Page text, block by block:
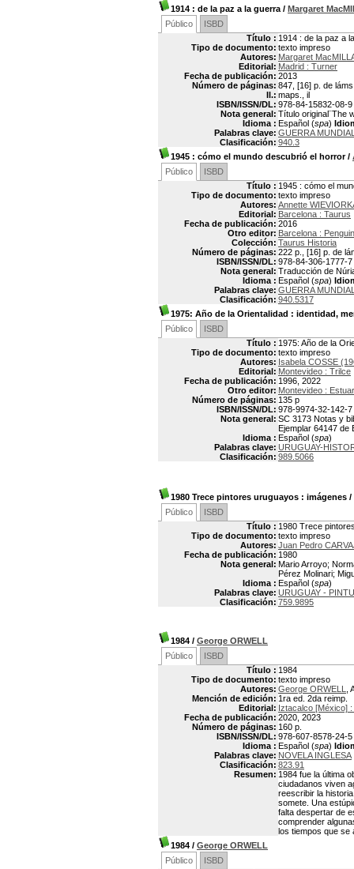
1914 : de la paz a la guerra / Margaret
Público
ISBD
Título : 1914 : de la paz a
Tipo de documento: texto impreso
Autores: Margaret
Editorial: Madrid : Turner
Fecha de publicación: 2013
Número de páginas: 847, [16] p. de
Il.: maps., il
ISBN/ISSN/DL: 978-84-15832-08-9
Nota general: Título original¨The
Idioma : Español (spa)
Palabras clave: GUERRA
Clasificación: 940.3
1945 : cómo el mundo descubrió el horror/
Público
ISBD
Título : 1945 : cómo el
Tipo de documento: texto impreso
Autores: Annette
Editorial: Barcelona : Taurus
Fecha de publicación: 2016
Otro editor: Barcelona :
Colección: Taurus Historia
Número de páginas: 222 p., [16] p. de
ISBN/ISSN/DL: 978-84-306-1777-7
Nota general: Traducción de
Idioma : Español (spa)
Palabras clave: GUERRA
Clasificación: 940.5317
1975: Año de la Orientalidad : identidad,
Público
ISBD
Título : 1975: Año de la
Tipo de documento: texto impreso
Autores: Isabela COSSE
Editorial: Montevideo : Trilce
Fecha de publicación: 1996, 2022
Otro editor: Montevideo :
Número de páginas: 135 p
ISBN/ISSN/DL: 978-9974-32-142-7
Nota general: SC 3173 Notas y
Ejemplar 64147 de
Idioma : Español (spa)
Palabras clave: URUGUAY-
Clasificación: 989.5066
1980 Trece pintores uruguayos : imágenes /
Público
ISBD
Título : 1980 Trece
Tipo de documento: texto impreso
Autores: Juan Pedro
Fecha de publicación: 1980
Nota general: Mario Arroyo;
Pérez Molinari;
Idioma : Español (spa)
Palabras clave: URUGUAY -
Clasificación: 759.9895
1984 / George ORWELL
Público
ISBD
Título : 1984
Tipo de documento: texto impreso
Autores: George ORWELL
,
Mención de edición: 1ra ed. 2da reimp.
Editorial: Iztacalco [México] :
Fecha de publicación: 2020, 2023
Número de páginas: 160 p.
ISBN/ISSN/DL: 978-607-8578-24-5
Idioma : Español (spa)
Palabras clave: NOVELA INGLESA
Clasificación: 823.91
Resumen: 1984 fue la última
ciudadanos viven
reescribir la
somete. Una
falta despertar de
comprender
los tiempos que se
1984 / George ORWELL
Público
ISBD